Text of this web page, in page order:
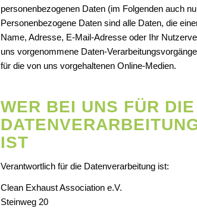
personenbezogenen Daten (im Folgenden auch
Personenbezogene Daten sind alle Daten, die
Name, Adresse, E-Mail-Adresse oder Ihr
uns vorgenommene Daten-
für die von uns vorgehaltenen Online-Medien.
WER BEI UNS FÜR DIE
IST
Verantwortlich für die Datenverarbeitung ist:
Clean Exhaust Association e.V.
Steinweg 20